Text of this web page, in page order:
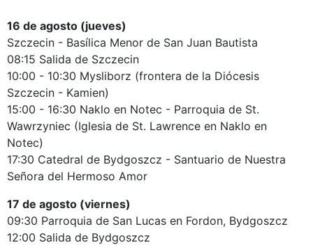
16 de agosto (jueves)
Szczecin - Basílica Menor de San Juan Bautista
08:15 Salida de Szczecin
10:00 - 10:30 Mysliborz (frontera de la Diócesis
Szczecin - Kamien)
15:00 - 16:30 Naklo en Notec - Parroquia de St.
Wawrzyniec (Iglesia de St. Lawrence en Naklo en
Notec)
17:30 Catedral de Bydgoszcz - Santuario de Nuestra
Señora del Hermoso Amor
17 de agosto (viernes)
09:30 Parroquia de San Lucas en Fordon, Bydgoszcz
12:00 Salida de Bydgoszcz